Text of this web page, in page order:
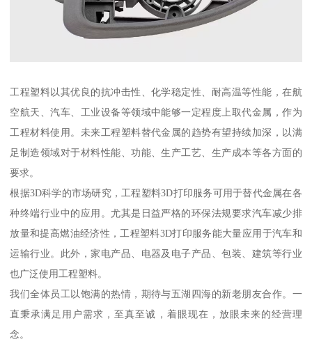
工程塑料以其优良的抗冲击性、化学稳定性、耐高温等性能，在航
空航天、汽车、工业设备等领域中能够一定程度上取代金属，作为
工程材料使用。未来工程塑料替代金属的趋势有望持续加深，以满
足制造领域对于材料性能、功能、生产工艺、生产成本等各方面的
要求。
根据3D科学的市场研究，工程塑料3D打印服务可用于替代金属在各
种终端行业中的应用。尤其是日益严格的环保法规要求汽车减少排
放量和提高燃油经济性，工程塑料3D打印服务能大量应用于汽车和
运输行业。此外，家电产品、电器及电子产品、包装、建筑等行业
也广泛使用工程塑料。
我们全体员工以饱满的热情，期待与五湖四海的新老朋友合作。一
直秉承满足用户需求，至真至诚，着眼现在，放眼未来的经营理
念。